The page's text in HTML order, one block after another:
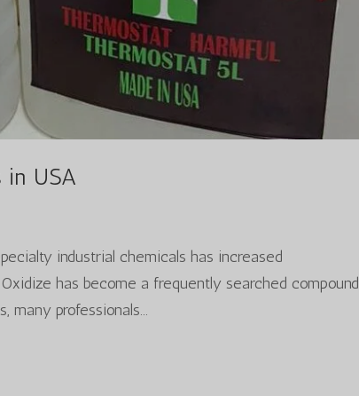
in USA
industrial chemicals has increased
has become a frequently searched compound
many professionals...